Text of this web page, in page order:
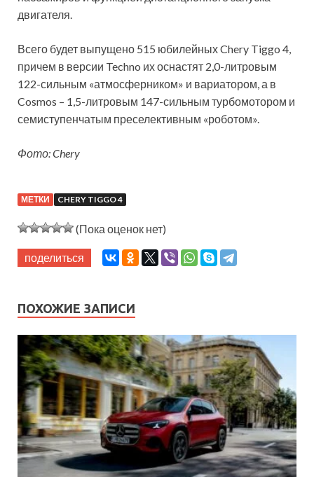
двигателя.
Всего будет выпущено 515 юбилейных Chery Tiggo 4,
причем в версии Techno их оснастят 2,0-литровым
122-сильным «атмосферником» и вариатором, а в
Cosmos – 1,5-литровым 147-сильным турбомотором и
семиступенчатым преселективным «роботом».
Фото: Chery
МЕТКИ CHERY TIGGO 4
(Пока оценок нет)
поделиться
ПОХОЖИЕ ЗАПИСИ